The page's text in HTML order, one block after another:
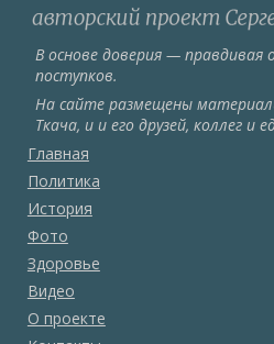
В основе доверия — правдивая
поступков.
На сайте размещены
Ткача, и и его друзей, коллег и
Главная
Политика
История
Фото
Здоровье
Видео
О проекте